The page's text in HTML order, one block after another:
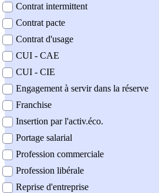
Contrat intermittent
Contrat pacte
Contrat d'usage
CUI - CAE
CUI - CIE
Engagement à servir dans la réserve
Franchise
Insertion par l'activ.éco.
Portage salarial
Profession commerciale
Profession libérale
Reprise d'entreprise